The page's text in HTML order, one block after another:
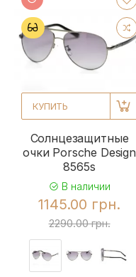
КУПИТЬ
Солнцезащитные
очки Porsche Design
8565s
В наличии
1145.00 грн.
2290.00 грн.